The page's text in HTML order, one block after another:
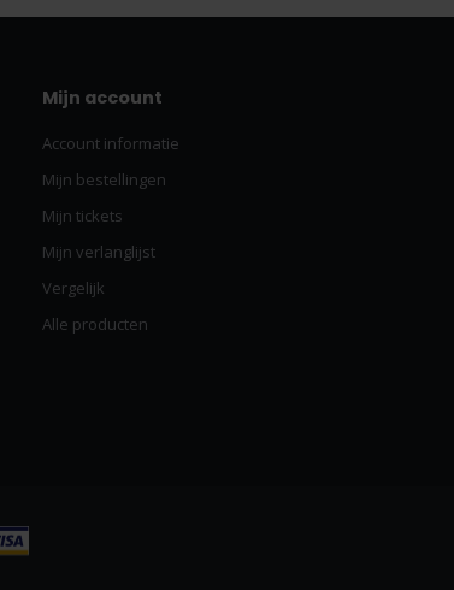
Mijn account
Account informatie
Mijn bestellingen
Mijn tickets
Mijn verlanglijst
Vergelijk
Alle producten